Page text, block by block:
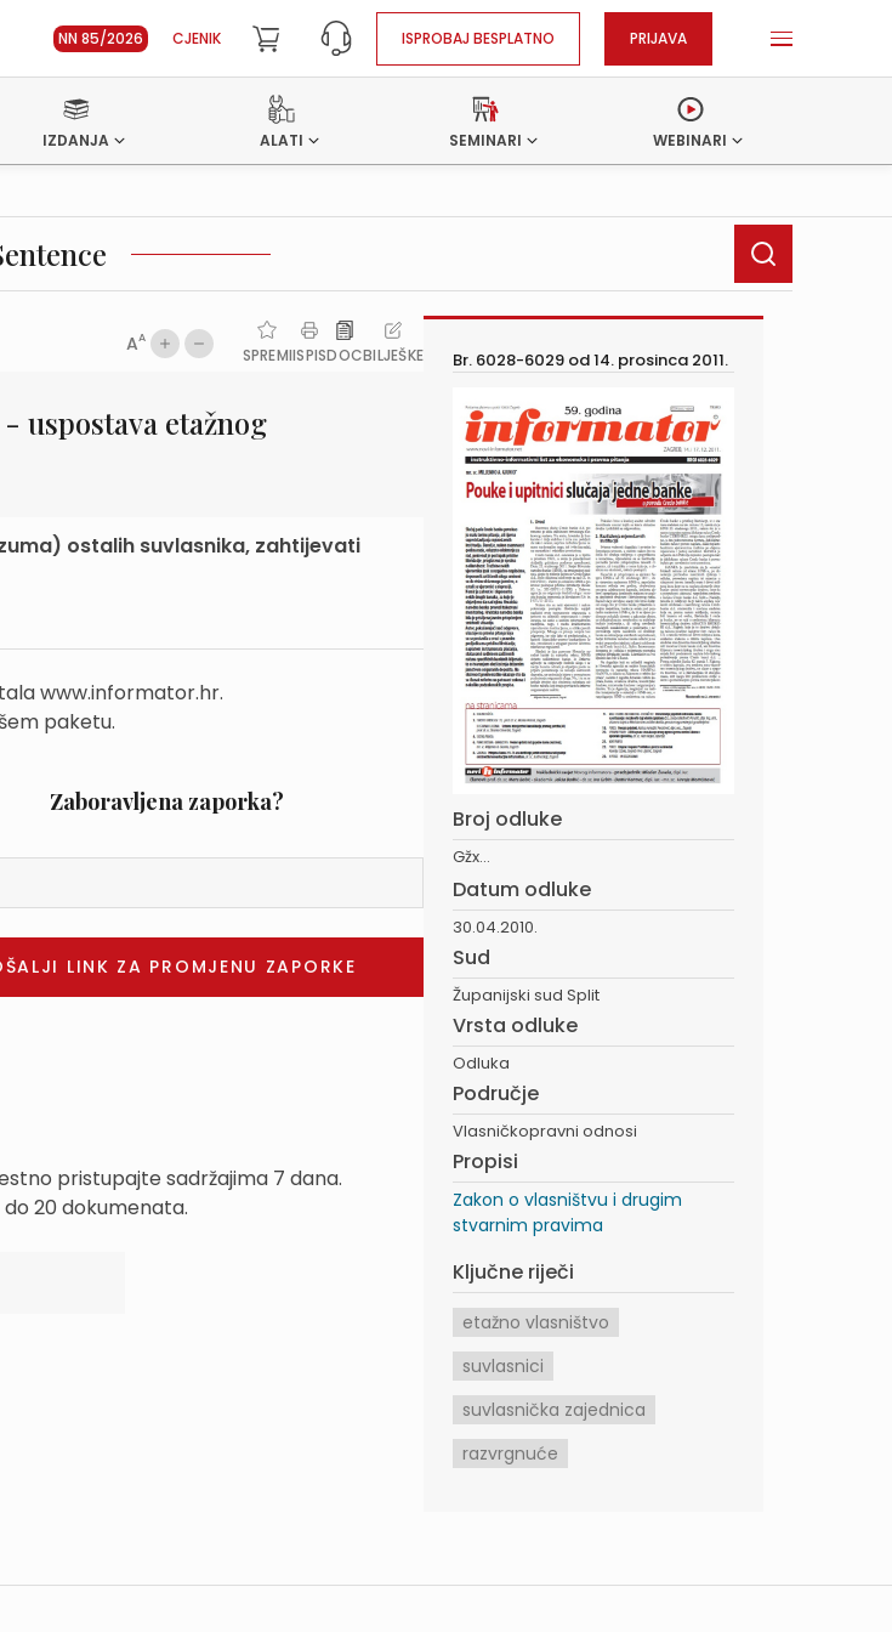
NN 85/2026 CJENIK ISPROBAJ BESPLATNO PRIJAVA
IZDANJA ALATI SEMINARI WEBINARI
AA
SPREMIISPISDOCBILJEŠKE
uspostava etažnog
ostalih suvlasnika, zahtijevati
www.informator.hr.
paketu.
Zaboravljena zaporka?
pristupajte sadržajima 7 dana.
20 dokumenata.
Br. 6028-6029 od14. prosinca 2011.
Broj odluke
Gžx...
Datum odluke
30.04.2010.
Sud
Županijski sud Split
Vrsta odluke
Odluka
Područje
Vlasničkopravni odnosi
Propisi
Zakon o vlasništvu i drugim
stvarnim pravima
Ključne riječi
etažno vlasništvo
suvlasnici
suvlasnička zajednica
razvrgnuće